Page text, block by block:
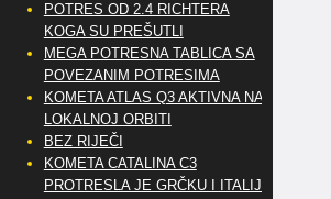
POTRES OD 2.4 RICHTERA
KOGA SU PREŠUTLI
MEGA POTRESNA TABLICA SA
POVEZANIM POTRESIMA
KOMETA ATLAS Q3 AKTIVNA NA
LOKALNOJ ORBITI
BEZ RIJEČI
KOMETA CATALINA C3
PROTRESLA JE GRČKU I ITALIJU